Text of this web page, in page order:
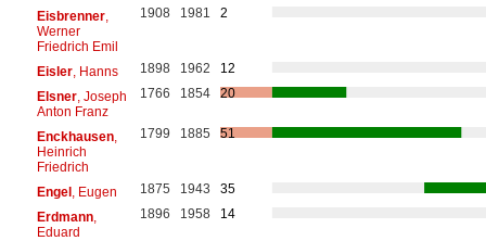
Eisbrenner,
Werner
Friedrich Emil
1908 1981 2
Eisler, Hanns 1898 1962
12
Elsner, Joseph
Anton Franz
1766 1854 20
Enckhausen,
Heinrich
Friedrich
1799 1885 51
Engel, Eugen 1875 1943
35
Erdmann,
Eduard
1896 1958 14